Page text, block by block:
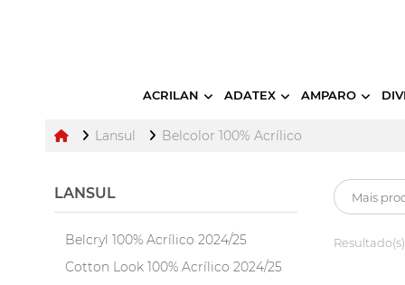
ACRILAN ADATEX AMPARO
Lansul Belcolor 100% Acrílico
LANSUL
Belcryl 100% Acrílico 2024/25
Cotton Look 100% Acrílico 2024/25